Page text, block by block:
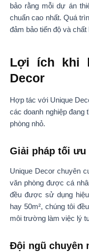
bảo rằng mỗi dự án
chuẩn cao nhất. Quá
đảm bảo tiến độ và chất
Lợi ích khi
Decor
Hợp tác với Unique
các doanh nghiệp đang
phòng nhỏ.
Giải pháp tối ưu
Unique Decor chuyên
văn phòng được cá
đều được sử dụng
hay 50m², chúng tôi
môi trường làm việc lý
Đội ngũ chuyên